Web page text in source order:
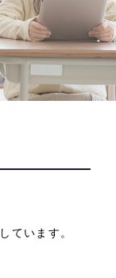
ています。